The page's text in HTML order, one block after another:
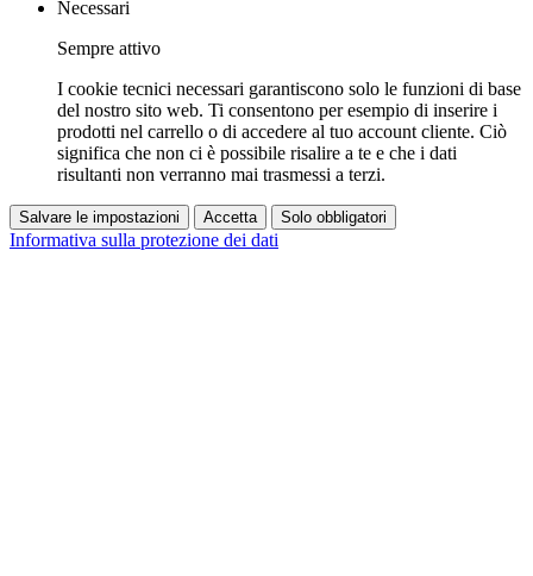
Necessari
Sempre attivo
I cookie tecnici necessari garantiscono solo le funzioni di base
del nostro sito web. Ti consentono per esempio di inserire i
prodotti nel carrello o di accedere al tuo account cliente. Ciò
significa che non ci è possibile risalire a te e che i dati
risultanti non verranno mai trasmessi a terzi.
Salvare le impostazioni Accetta Solo obbligatori
Informativa sulla protezione dei dati